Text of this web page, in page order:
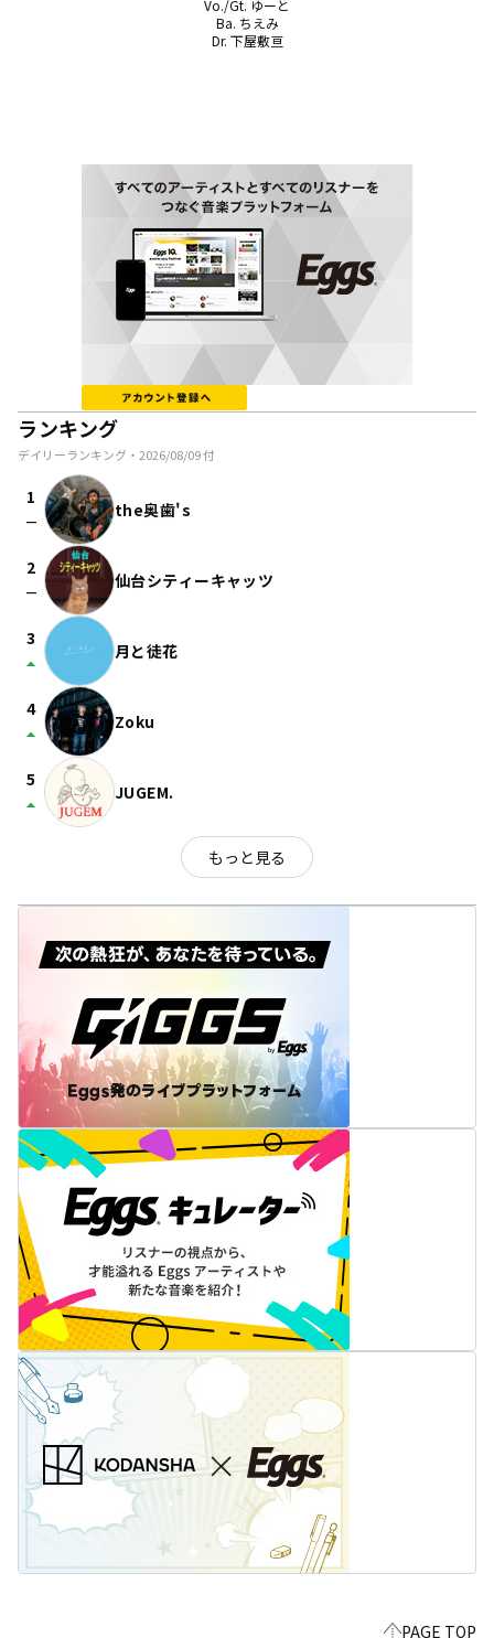
Vo./Gt. ゆーと
Ba. ちえみ
Dr. 下屋敷亘
ランキング
デイリーランキング・ 2026/08/09付
1
check_indeterminate_small the奥歯's
2
check_indeterminate_small 仙台シティーキャッツ
3
arrow_drop_up 月と徒花
4
arrow_drop_up Zoku
5
arrow_drop_up JUGEM.
もっと見る
PAGE TOP